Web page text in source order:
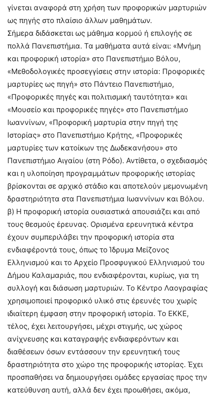
γίνεται αναφορά στη χρήση των προφορικών μαρτυριών
ως πηγής στο πλαίσιο άλλων μαθημάτων.
Σήμερα διδάσκεται ως μάθημα κορμού ή επιλογής σε
πολλά Πανεπιστήμια. Τα μαθήματα αυτά είναι: «Μνήμη
και προφορική ιστορία» στο Πανεπιστήμιο Βόλου,
«Μεθοδολογικές προσεγγίσεις στην ιστορία: Προφορικές
μαρτυρίες ως πηγή» στο Πάντειο Πανεπιστήμιο,
«Προφορικές πηγές και πολιτισμική ταυτότητα» και
«Μουσείο και προφορικές πηγές» στο Πανεπιστήμιο
Iωαννίνων, «Προφορική μαρτυρία στην πηγή της
Ιστορίας» στο Πανεπιστήμιο Kρήτης, «Προφορικές
μαρτυρίες των κατοίκων της Δωδεκανήσου» στο
Πανεπιστήμιο Αιγαίου (στη Ρόδο). Αντίθετα, ο σχεδιασμός
και η υλοποίηση προγραμμάτων προφορικής ιστορίας
βρίσκονται σε αρχικό στάδιο και αποτελούν μεμονωμένη
δραστηριότητα στα Πανεπιστήμια Ιωαννίνων και Βόλου.
β) Η προφορική ιστορία ουσιαστικά απουσιάζει και από
τους θεσμούς έρευνας. Ορισμένα ερευνητικά κέντρα
έχουν συμπεριλάβει την προφορική ιστορία στα
ενδιαφέροντά τους, όπως το Ίδρυμα Μείζονος
Ελληνισμού και το Αρχείο Προσφυγικού Eλληνισμού του
Δήμου Καλαμαριάς, που ενδιαφέρονται, κυρίως, για τη
συλλογή και διάσωση μαρτυριών. Το Κέντρο Λαογραφίας
χρησιμοποιεί προφορικό υλικό στις έρευνές του χωρίς
ιδιαίτερη έμφαση στην προφορική ιστορία. Το ΕΚΚΕ,
τέλος, έχει λειτουργήσει, μέχρι στιγμής, ως χώρος
ανίχνευσης και καταγραφής ενδιαφερόντων και
διαθέσεων όσων εντάσσουν την ερευνητική τους
δραστηριότητα στο χώρο της προφορικής ιστορίας. Έχει
προσπαθήσει να δημιουργήσει ομάδες εργασίας προς την
κατεύθυνση αυτή, αλλά δεν έχει προωθήσει, ακόμα,